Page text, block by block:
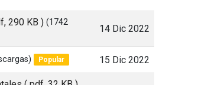
290 KB ) (1742
14 Dic 2022
Popular 15 Dic 2022